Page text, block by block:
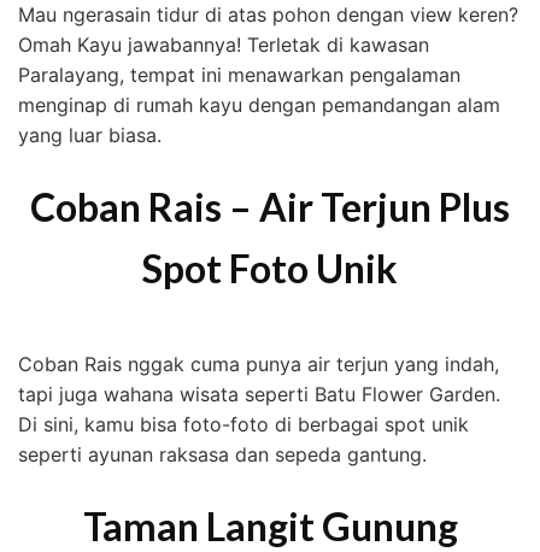
Mau ngerasain tidur di atas pohon dengan view keren?
Omah Kayu jawabannya! Terletak di kawasan
Paralayang, tempat ini menawarkan pengalaman
menginap di rumah kayu dengan pemandangan alam
yang luar biasa.
Coban Rais – Air Terjun Plus
Spot Foto Unik
Coban Rais nggak cuma punya air terjun yang indah,
tapi juga wahana wisata seperti Batu Flower Garden.
Di sini, kamu bisa foto-foto di berbagai spot unik
seperti ayunan raksasa dan sepeda gantung.
Taman Langit Gunung